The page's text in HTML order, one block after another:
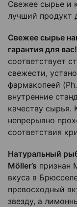
Свежее сырье и
лучший продукт
Свежее сырье
гарантия для вас!
соответствует
свежести,
фармакопеей
внутренние
качеству сырья.
непрерывно
соответствия
Натуральный
Möller’s признан
вкуса в
превосходный
звезду, а